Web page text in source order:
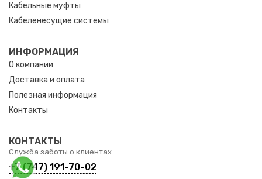
Кабельные муфты
Кабеленесущие системы
ИНФОРМАЦИЯ
О компании
Доставка и оплата
Полезная информация
Контакты
КОНТАКТЫ
Служба заботы о клиентах
+7 (747) 191-70-02